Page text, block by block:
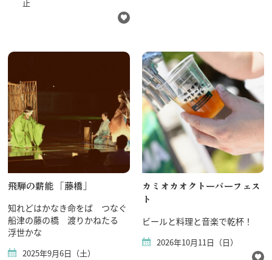
止
飛騨の薪能 「藤橋」
知れどはかなき命をば つなぐ
船津の藤の橋 渡りかねたる
浮世かな
2025年9月6日（土）
カミオカオクトーバーフェス
ト
ビールと料理と音楽で乾杯！
2026年10月11日（日）